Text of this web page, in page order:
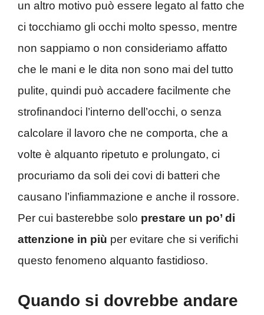
un altro motivo può essere legato al fatto che
ci tocchiamo gli occhi molto spesso, mentre
non sappiamo o non consideriamo affatto
che le mani e le dita non sono mai del tutto
pulite, quindi può accadere facilmente che
strofinandoci l’interno dell’occhi, o senza
calcolare il lavoro che ne comporta, che a
volte è alquanto ripetuto e prolungato, ci
procuriamo da soli dei covi di batteri che
causano l’infiammazione e anche il rossore.
Per cui basterebbe solo prestare un po’ di
attenzione in più per evitare che si verifichi
questo fenomeno alquanto fastidioso.
Quando si dovrebbe andare